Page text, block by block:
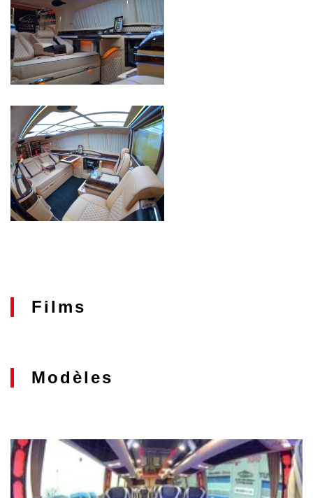
Films
Modèles